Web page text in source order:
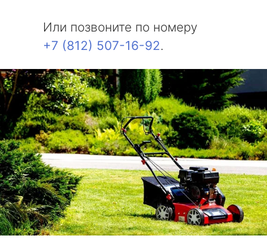
Или позвоните по номеру
+7 (812) 507-16-92.